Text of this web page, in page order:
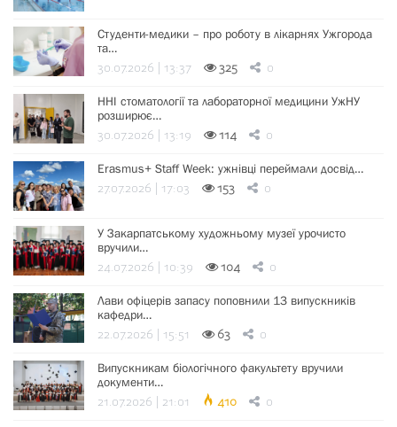
Студенти-медики – про роботу в лікарнях Ужгорода
та…
30.07.2026 | 13:37 325 0
ННІ стоматології та лабораторної медицини УжНУ
розширює…
30.07.2026 | 13:19 114 0
Erasmus+ Staff Week: ужнівці переймали досвід…
27.07.2026 | 17:03 153 0
У Закарпатському художньому музеї урочисто
вручили…
24.07.2026 | 10:39 104 0
Лави офіцерів запасу поповнили 13 випускників
кафедри…
22.07.2026 | 15:51 63 0
Випускникам біологічного факультету вручили
документи…
21.07.2026 | 21:01 410 0